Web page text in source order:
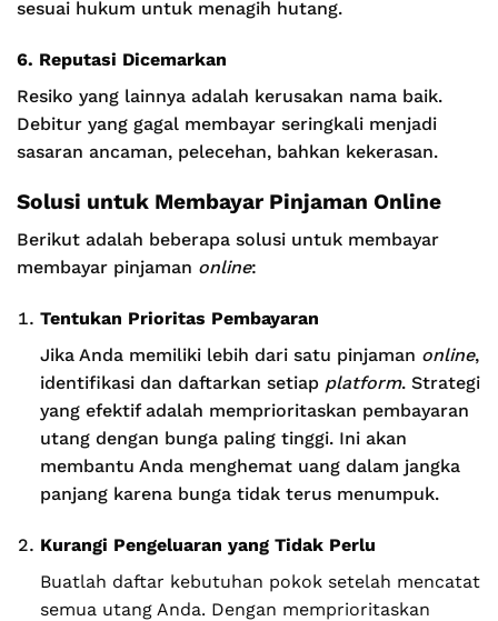
sesuai hukum untuk menagih hutang.
6. Reputasi Dicemarkan
Resiko yang lainnya adalah kerusakan nama baik.
Debitur yang gagal membayar seringkali menjadi
sasaran ancaman, pelecehan, bahkan kekerasan.
Solusi untuk Membayar Pinjaman Online
Berikut adalah beberapa solusi untuk membayar
membayar pinjaman online:
Tentukan Prioritas Pembayaran
Jika Anda memiliki lebih dari satu pinjaman online,
identifikasi dan daftarkan setiap platform. Strategi
yang efektif adalah memprioritaskan pembayaran
utang dengan bunga paling tinggi. Ini akan
membantu Anda menghemat uang dalam jangka
panjang karena bunga tidak terus menumpuk.
Kurangi Pengeluaran yang Tidak Perlu
Buatlah daftar kebutuhan pokok setelah mencatat
semua utang Anda. Dengan memprioritaskan